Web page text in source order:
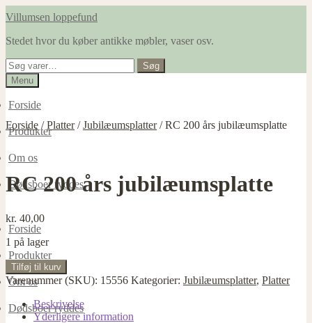
Spring
navigation
Spring
indhold
Villumsen loppefund
Stedet hvor du køber antikke møbler, vaser osv.
Søg
efter:
Søg
Menu
Forside
Produkter
Om os
Dødsboer ryddes
Forside
Produkter
Om os
Dødsboer ryddes
Forside /Platter/Jubilæumsplatter/RC 200 års jubilæumsplatte
RC 200 års jubilæumsplatte
kr. 40,00
1 på lager
RC
200
års
jubilæumsplatte
antal
Tilføj til kurv
Varenummer (SKU): 15556 Kategorier: Jubilæumsplatter, Platter
Beskrivelse
Yderligere information